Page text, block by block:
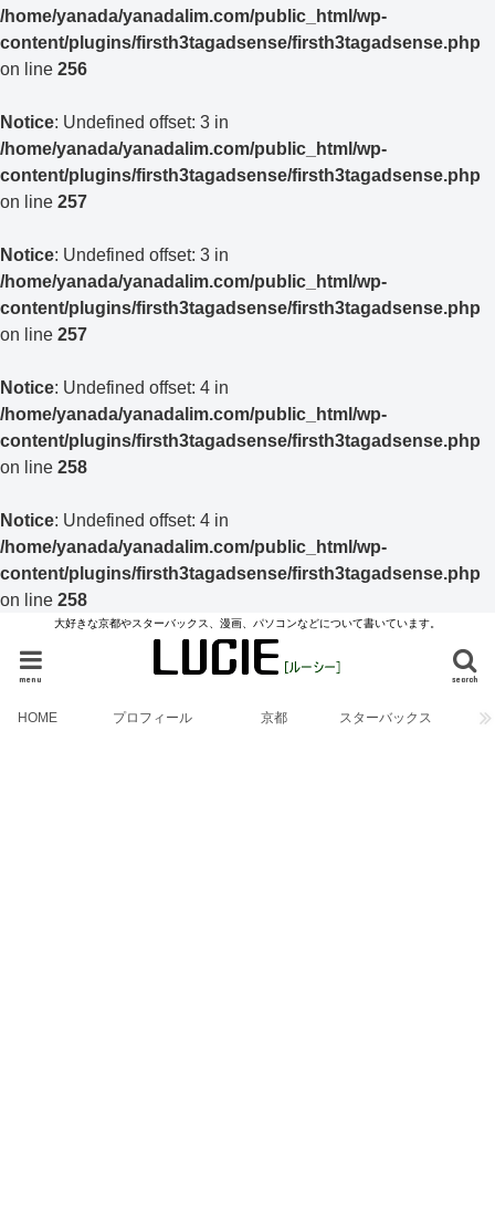
/home/yanada/yanadalim.com/public_html/wp-
content/plugins/firsth3tagadsense/firsth3tagadsense.php
on line 256
Notice: Undefined offset: 3 in
/home/yanada/yanadalim.com/public_html/wp-
content/plugins/firsth3tagadsense/firsth3tagadsense.php
on line 257
Notice: Undefined offset: 3 in
/home/yanada/yanadalim.com/public_html/wp-
content/plugins/firsth3tagadsense/firsth3tagadsense.php
on line 257
Notice: Undefined offset: 4 in
/home/yanada/yanadalim.com/public_html/wp-
content/plugins/firsth3tagadsense/firsth3tagadsense.php
on line 258
Notice: Undefined offset: 4 in
/home/yanada/yanadalim.com/public_html/wp-
content/plugins/firsth3tagadsense/firsth3tagadsense.php
on line 258
大好きな京都やスターバックス、漫画、パソコンなどについて書いています。
search
menu
HOME プロフィール 京都 スターバックス